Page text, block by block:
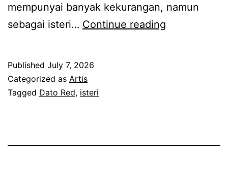
mempunyai banyak kekurangan, namun
sebagai isteri… Continue reading
n
Published July 7, 2026
Categorized as Artis
Tagged Dato Red, isteri